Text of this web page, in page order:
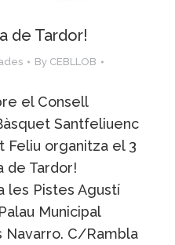
de Tardor!
By CEBLLOB
el Consell
Santfeliuenc
Feliu organitza el 3
de Tardor!
les Pistes Agustí
Municipal
Navarro. C/Rambla